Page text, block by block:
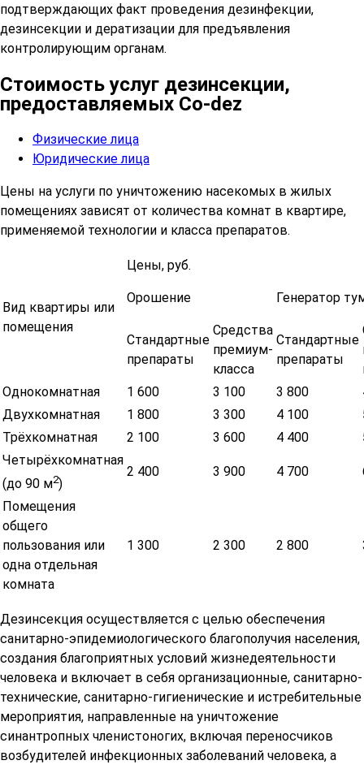
подтверждающих факт проведения дезинфекции,
дезинсекции и дератизации для предъявления
контролирующим органам.
Стоимость услуг дезинсекции,
предоставляемых Co-dez
Физические лица
Юридические лица
Цены на услуги по уничтожению насекомых в жилых
помещениях зависят от количества комнат в квартире,
применяемой технологии и класса препаратов.
Вид квартиры или
помещения
Цены, руб.
Орошение Генератор
Стандартные
препараты
Средства
премиум-
класса
Стандартные
препараты
Однокомнатная
1 600 3 100 3 800
Двухкомнатная
1 800 3 300 4 100
Трёхкомнатная
2 100 3 600 4 400
Четырёхкомнатная
(до 90 м2)
2 400 3 900 4 700
Помещения
общего
пользования или
одна отдельная
комната
1 300 2 300 2 800
Дезинсекция осуществляется с целью обеспечения
санитарно-эпидемиологического благополучия населения,
создания благоприятных условий жизнедеятельности
человека и включает в себя организационные, санитарно-
технические, санитарно-гигиенические и истребительные
мероприятия, направленные на уничтожение
синантропных членистоногих, включая переносчиков
возбудителей инфекционных заболеваний человека, а